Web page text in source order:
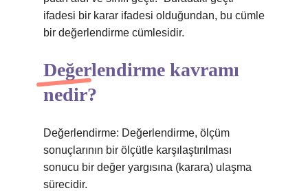
ifadesi bir karar ifadesi olduğundan, bu cümle
bir değerlendirme cümlesidir.
Değerlendirme kavramı
nedir?
Değerlendirme: Değerlendirme, ölçüm
sonuçlarının bir ölçütle karşılaştırılması
sonucu bir değer yargısına (karara) ulaşma
sürecidir.